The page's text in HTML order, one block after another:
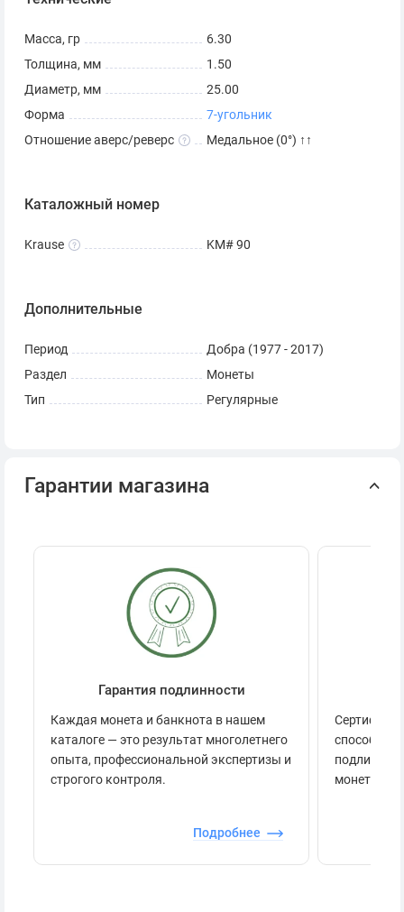
Масса, гр
6.30
Толщина, мм
1.50
Диаметр, мм
25.00
Форма
7-угольник
Отношение аверс/реверс
Медальное (0°) ↑↑
Каталожный номер
Krause KM# 90
Дополнительные
Период
Добра (1977 - 2017)
Раздел
Монеты
Тип
Регулярные
Гарантии магазина
Гарантия подлинности
Каждая монета и банкнота в нашем
каталоге — это результат многолетнего
опыта, профессиональной экспертизы и
строгого контроля.
Подробнее
способов
монеты.